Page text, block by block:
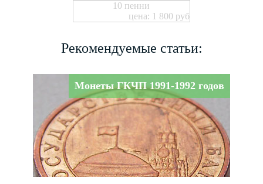
10 пенни
цена: 1 800 руб
Рекомендуемые статьи:
Монеты ГКЧП 1991-1992 годов